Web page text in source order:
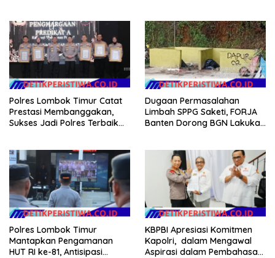
Hilang 3 Bulan Bawa
Anggaran Pembangunan
Polres Lombok Timur Catat
Prestasi Membanggakan,
Sukses Jadi Polres Terbaik
Dugaan Permasalahan
Limbah SPPG Saketi, FORJA
Banten Dorong BGN Lakukan
Polres Lombok Timur
Mantapkan Pengamanan
HUT RI ke-81, Antisipasi
KBPBI Apresiasi Komitmen
Kapolri, dalam Mengawal
Aspirasi dalam Pembahasan